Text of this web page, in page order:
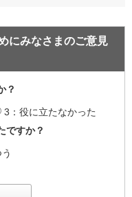
にみなさまのご意見
？
3：役に立たなかった
ですか？